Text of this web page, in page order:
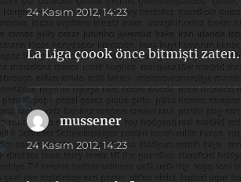
ki:
24 Kasım 2012, 14:23
La Liga çoook önce bitmişti zaten.
mussener dedi
ki:
24 Kasım 2012, 14:23